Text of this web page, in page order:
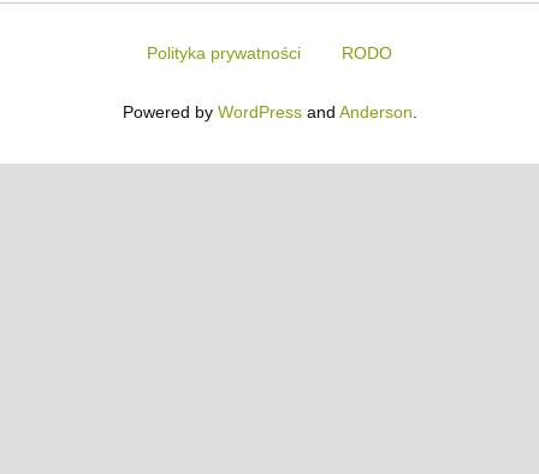
Polityka prywatności RODO
Powered by WordPressand Anderson.